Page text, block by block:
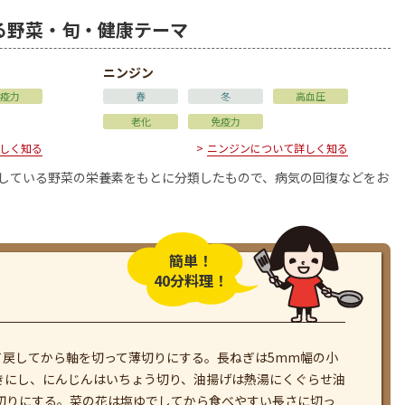
菜・旬・健康テーマ
力
く知る
ニンジン
春 冬
高血圧
老化
免疫力
ニンジンについて詳しく知る
いる野菜の栄養素をもとに分類したもので、病気の回復などをお
簡単！
40分料理！
してから軸を切って薄切りにする。長ねぎは5mm幅の小
し、にんじんはいちょう切り、油揚げは熱湯にくぐらせ油
にする。菜の花は塩ゆでしてから食べやすい長さに切っ